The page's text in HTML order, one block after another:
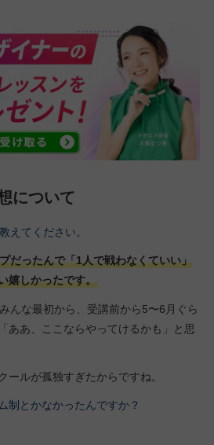
について
えてください。
だったんで「1人で戦わなくていい」
嬉しかったです。
んな最初から、受講前から5〜6月ぐら
ああ、ここならやってけるかも」と思
ールが孤独すぎたからですね。
制とかなかったんですか？